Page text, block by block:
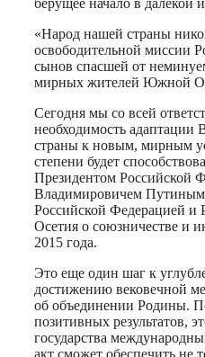
«Народ нашей страны
освободительной миссии
сынов спасшей от
мирных жителей Южной
Сегодня мы со всей
необходимость
страны к новым, мирным
степени будет
Президентом Российской
Владимировичем
Российской Федерацией
Осетия о союзничестве и
2015 года.
Это еще один шаг к
достижению вековечной
об объединении Родины.
позитивных результатов,
государства
акт сможет обеспечить не